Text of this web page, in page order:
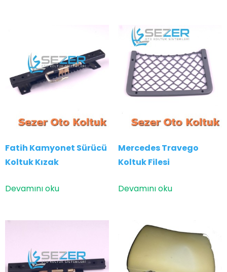
Fatih Kamyonet Sürücü
Koltuk Kızak
Devamını oku
Mercedes Travego
Koltuk Filesi
Devamını oku